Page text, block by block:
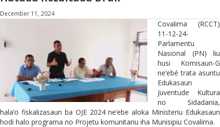
December 11, 2024
Covalima (RCCT)
11-12-24-
Parlamentu
Nasional (PN) liu
husi Komisaun-G
ne’ebé trata asuntu
Edukasaun
Juventude Kultura
no Sidadania,
hala’o fiskalizasaun ba OJE 2024 ne’ebe aloka Ministeriu Edukasaun
hodi halo programa no Projetu komunitariu iha Munisipiu Covalima.